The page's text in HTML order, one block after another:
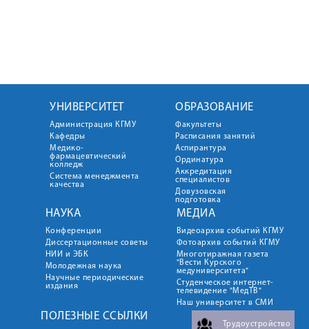
УНИВЕРСИТЕТ
Администрация КГМУ
Кафедры
Медико-
фармацевтический
колледж
Система менеджмента
качества
ОБРАЗОВАНИЕ
Факультеты
Расписания занятий
Аспирантура
Ординатура
Аккредитация
специалистов
Довузовская
подготовка
НАУКА
Конференции
Диссертационные советы
НИИ и ЭБК
Молодежная наука
Научные периодические
издания
МЕДИА
Видеоархив событий КГМУ
Фотоархив событий КГМУ
Многотиражная газета
"Вести Курского
медуниверситета"
Студенческое интернет-
телевидение "МедТВ"
Наш университет в СМИ
ПОЛЕЗНЫЕ ССЫЛКИ
Трудоустройство